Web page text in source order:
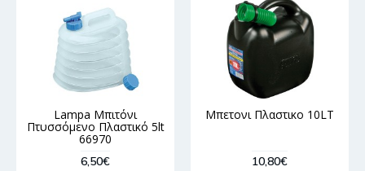
Lampa Μπιτόνι
Πτυσσόμενο Πλαστικό 5lt
66970
6,50€
Μπετονι Πλαστικο 10LT
10,80€